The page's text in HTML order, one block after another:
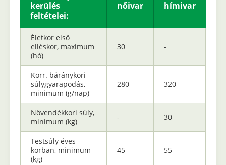
kerülés
feltételei:
nőivar hímivar
Életkor első
elléskor, maximum
(hó)
30 -
Korr. báránykori
súlygyarapodás,
minimum (g/nap)
280 320
Növendékkori súly,
minimum (kg)
- 30
Testsúly éves
korban, minimum
(kg)
45 55